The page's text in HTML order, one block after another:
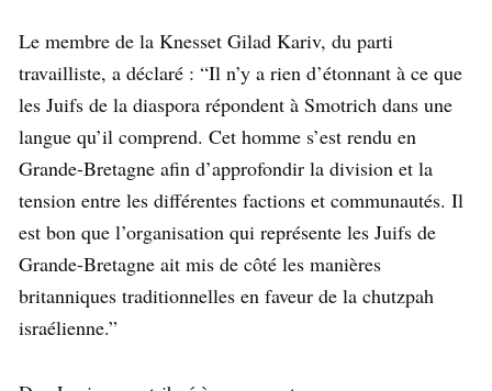
Le membre de la Knesset Gilad Kariv, du parti
travailliste, a déclaré : “Il n’y a rien d’étonnant à ce que
les Juifs de la diaspora répondent à Smotrich dans une
langue qu’il comprend. Cet homme s’est rendu en
Grande-Bretagne afin d’approfondir la division et la
tension entre les différentes factions et communautés. Il
est bon que l’organisation qui représente les Juifs de
Grande-Bretagne ait mis de côté les manières
britanniques traditionnelles en faveur de la chutzpah
israélienne.”